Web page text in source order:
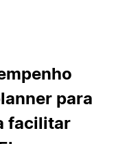
para
facilitar